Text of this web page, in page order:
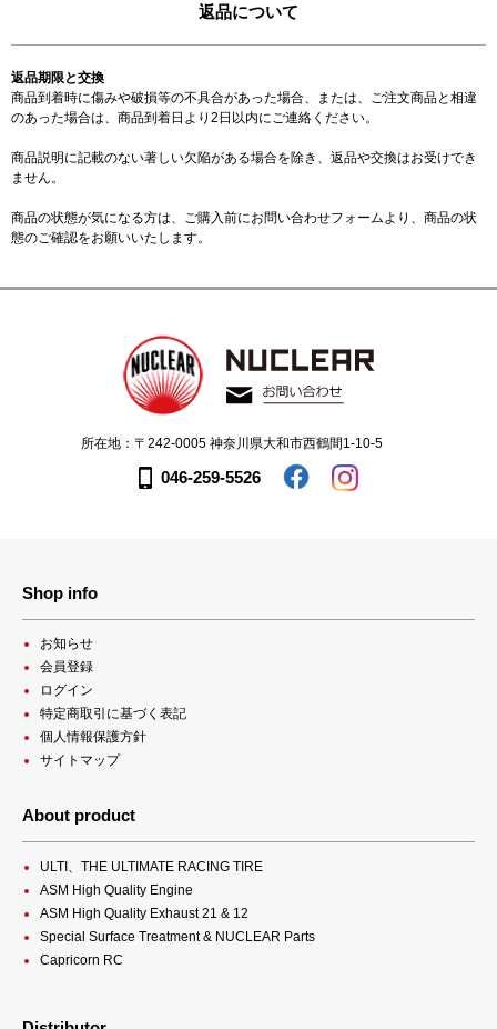
返品について
返品期限と交換
商品到着時に傷みや破損等の不具合があった場合、または、ご注文商品と相違
のあった場合は、商品到着日より2日以内にご連絡ください。
商品説明に記載のない著しい欠陥がある場合を除き、返品や交換はお受けでき
ません。
商品の状態が気になる方は、ご購入前にお問い合わせフォーム より、商品の状
態のご確認をお願いいたします。
所在地：〒242-0005 神奈川県大和市西鶴間1-10-5
046-259-5526
Shop info
お知らせ
会員登録
ログイン
特定商取引に基づく表記
個人情報保護方針
サイトマップ
About product
ULTI、THE ULTIMATE RACING TIRE
ASM High Quality Engine
ASM High Quality Exhaust 21 & 12
Special Surface Treatment & NUCLEAR Parts
Capricorn RC